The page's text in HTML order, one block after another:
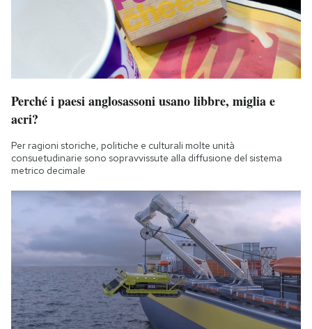
Area Personale
Notifiche mobile
Regala il Post
Hai bisogno di aiuto?
Esci
Perché i paesi anglosassoni usano libbre, miglia e
acri?
Per ragioni storiche, politiche e culturali molte unità
consuetudinarie sono sopravvissute alla diffusione del sistema
metrico decimale